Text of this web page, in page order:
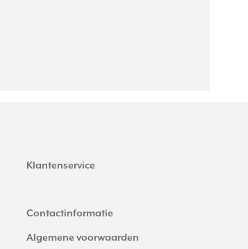
Klantenservice
Contactinformatie
Algemene voorwaarden